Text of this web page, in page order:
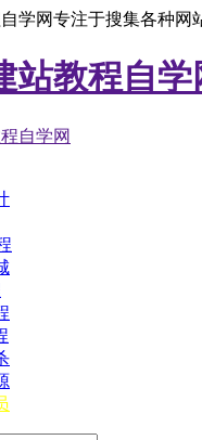
学网专注于搜集各种